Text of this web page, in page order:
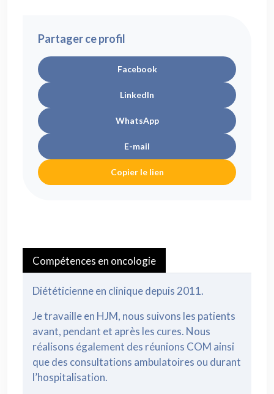
Partager ce profil
Facebook
LinkedIn
WhatsApp
E-mail
Copier le lien
Compétences en oncologie
Diététicienne en clinique depuis 2011.
Je travaille en HJM, nous suivons les patients
avant, pendant et après les cures. Nous
réalisons également des réunions COM ainsi
que des consultations ambulatoires ou durant
l’hospitalisation.